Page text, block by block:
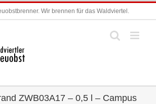
Wir brennen für das Waldviertel.
ZWB03A17 – 0,5 l – Campus